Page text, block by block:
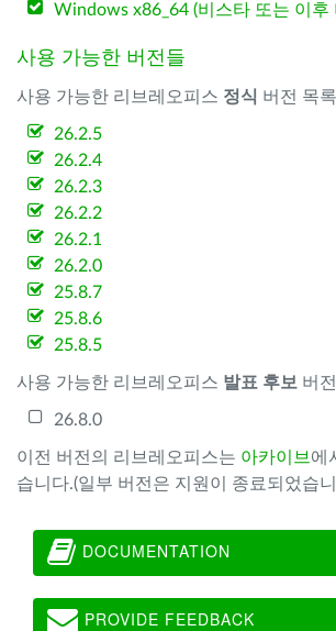
Windows x86_64 (비스타 또는 이후
사용 가능한 버전들
사용 가능한 리브레오피스 정식 버전 목
26.2.5
26.2.4
26.2.3
26.2.2
26.2.1
26.2.0
25.8.7
25.8.6
25.8.5
사용 가능한 리브레오피스 발표 후보 버
26.8.0
이전 버전의 리브레오피스는 아카이브 에
습니다.(일부 버전은 지원이 종료되었습
DOCUMENTATION
PROVIDE FEEDBACK